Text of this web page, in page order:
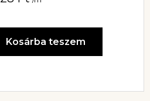
Kosárba teszem